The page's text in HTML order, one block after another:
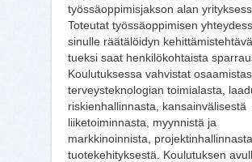
työssäoppimisjakson alan
Toteutat työssäoppimisen
sinulle räätälöidyn
tueksi saat henkilökohtaista
Koulutuksessa vahvistat
terveysteknologian toimialasta,
riskienhallinnasta, kansainvälisestä
liiketoiminnasta, myynnistä ja
markkinoinnista,
tuotekehityksestä. Koulutuksen